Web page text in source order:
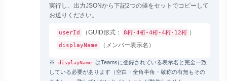
実行し、出力JSONから下記2つの値をセットでコピーして
お送りください。
userId （GUID形式： 8桁-4桁-4桁-4桁-12桁 ）
displayName （メンバー表示名）
※ displayName
はTeamsに登録されている表示名と完全一致
している必要があります（空白・全角半角・敬称の有無もその